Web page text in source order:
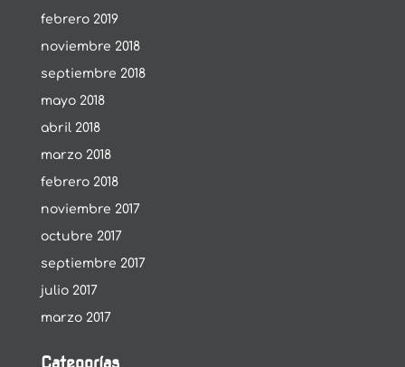
febrero 2019
noviembre 2018
septiembre 2018
mayo 2018
abril 2018
marzo 2018
febrero 2018
noviembre 2017
octubre 2017
septiembre 2017
julio 2017
marzo 2017
Categorías